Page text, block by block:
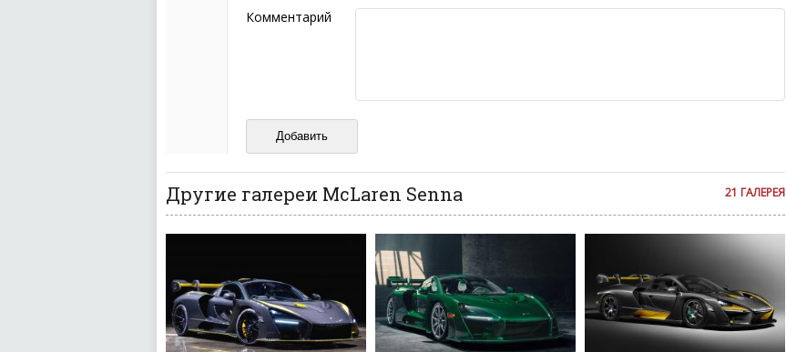
Пожалуйста, не используйте в комментарие оскорбления и нецензурную лексику, а
также призывы к насилию и высказывания, направленные на разжигание расовой,
Не размещайте рекламу!
И запаситесь терпением, все комментарии публикуются только после модерации, поэтому
ваш отзыв может появиться на сайте с некоторым опозданием.
Комментарий
21 ГАЛЕРЕЯ
Другие галереи McLaren Senna